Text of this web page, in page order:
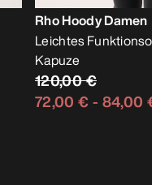
Rho Hoody Damen
Leichtes
Kapuze
120,00 €
72,00 €- 84,00